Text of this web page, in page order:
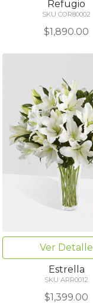
Refugio
SKU COR80002
$1,890.00
Ver Detalle
Estrella
SKU ARR0012
$1,399.00